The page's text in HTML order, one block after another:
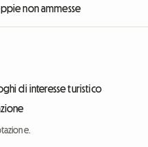
non ammesse
di interesse turistico